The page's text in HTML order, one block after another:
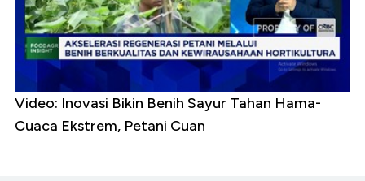
Video: Inovasi Bikin Benih Sayur Tahan Hama-
Cuaca Ekstrem, Petani Cuan